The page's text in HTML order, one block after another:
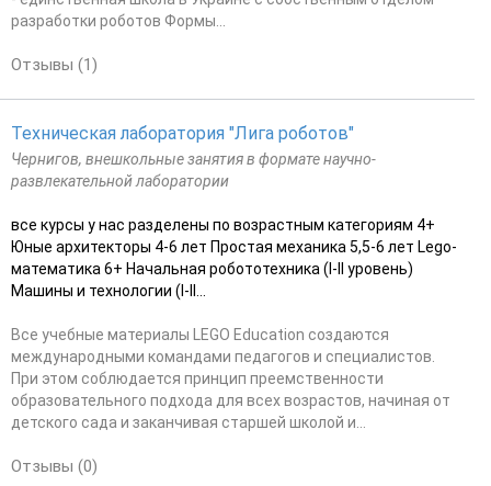
разработки роботов Формы...
Отзывы (1)
Техническая лаборатория "Лига роботов"
Чернигов, внешкольные занятия в формате научно-
развлекательной лаборатории
все курсы у нас разделены по возрастным категориям 4+
Юные архитекторы 4-6 лет Простая механика 5,5-6 лет Lego-
математика 6+ Начальная робототехника (І-ІІ уровень)
Машины и технологии (І-ІІ...
Все учебные материалы LEGO Education создаются
международными командами педагогов и специалистов.
При этом соблюдается принцип преемственности
образовательного подхода для всех возрастов, начиная от
детского сада и заканчивая старшей школой и...
Отзывы (0)